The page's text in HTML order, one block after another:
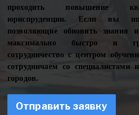
проходить повышение
юриспруденции. Если вы
позволяющие обновить знания
максимально быстро и
сотрудничество с центром
сотрудничаем со специалистами
городов.
Отправить заявку